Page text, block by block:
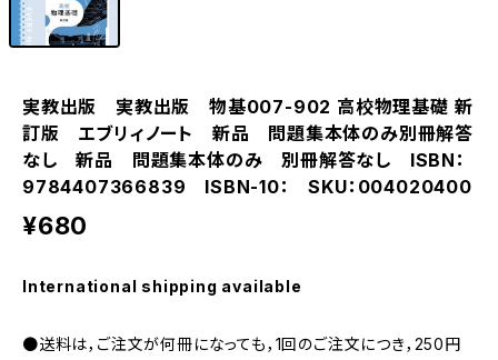
実教出版 実教出版 物基007-902 高校物理基礎 新
訂版 エブリィノート 新品 問題集本体のみ別冊解答
なし 新品 問題集本体のみ 別冊解答なし ISBN：
9784407366839 ISBN-10： SKU：004020400
¥680
International shipping available
●送料は，ご注文が何冊になっても，1回のご注文につき，250円